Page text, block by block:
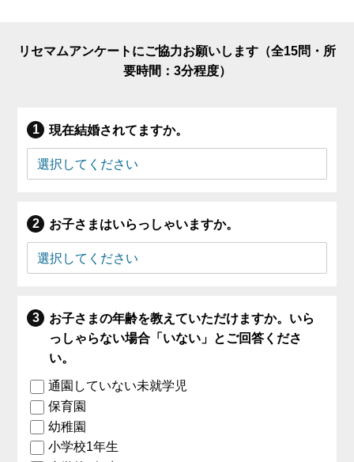
リセマムアンケートにご協力お願いします（全15問・所
要時間：3分程度）
現在結婚されてますか。
お子さまはいらっしゃいますか。
お子さまの年齢を教えていただけますか。いら
っしゃらない場合「いない」とご回答くださ
い。
通園していない未就学児
保育園
幼稚園
小学校1年生